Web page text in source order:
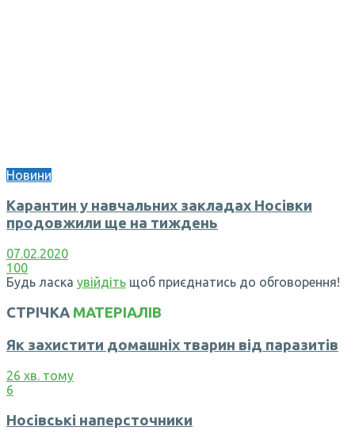
Новини
Карантин у навчальних закладах Носівки
продовжили ще на тиждень
07.02.2020
100
Будь ласка увійдіть щоб приєднатись до обговорення!
СТРІЧКА МАТЕРІАЛІВ
Як захистити домашніх тварин від паразитів
26 хв. тому
6
Носівські наперсточники